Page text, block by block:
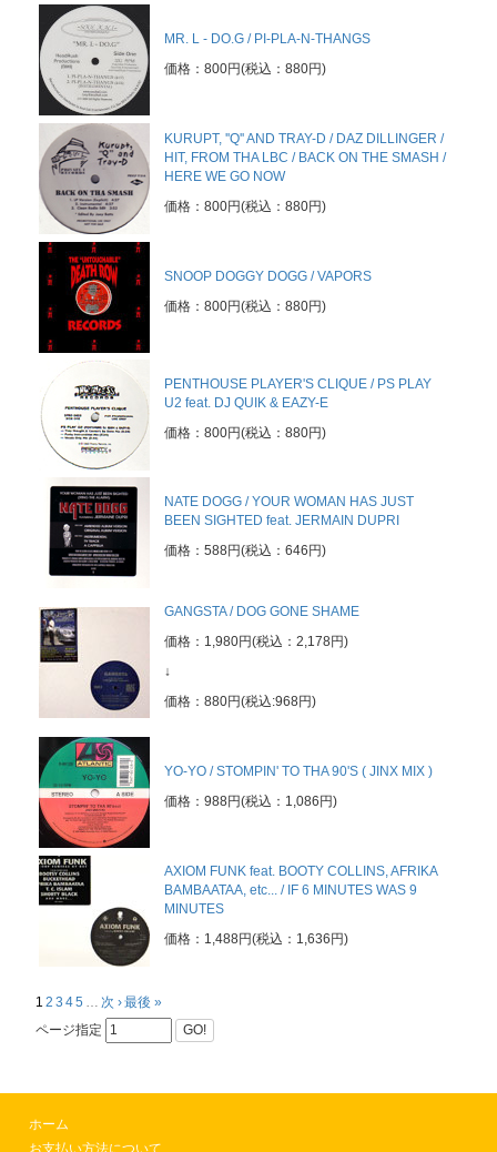
MR. L - DO.G / PI-PLA-N-THANGS
価格：800円(税込：880円)
KURUPT, ''Q'' AND TRAY-D / DAZ DILLINGER /
HIT, FROM THA LBC / BACK ON THE SMASH /
HERE WE GO NOW
価格：800円(税込：880円)
SNOOP DOGGY DOGG / VAPORS
価格：800円(税込：880円)
PENTHOUSE PLAYER'S CLIQUE / PS PLAY
U2 feat. DJ QUIK & EAZY-E
価格：800円(税込：880円)
NATE DOGG / YOUR WOMAN HAS JUST
BEEN SIGHTED feat. JERMAIN DUPRI
価格：588円(税込：646円)
GANGSTA / DOG GONE SHAME
価格：1,980円(税込：2,178円)
↓
価格：880円(税込:968円)
YO-YO / STOMPIN' TO THA 90'S ( JINX MIX )
価格：988円(税込：1,086円)
AXIOM FUNK feat. BOOTY COLLINS, AFRIKA
BAMBAATAA, etc... / IF 6 MINUTES WAS 9
MINUTES
価格：1,488円(税込：1,636円)
1 2 3 45 … 次 ›最後 »
ページ指定
GO!
ホーム
お支払い方法について